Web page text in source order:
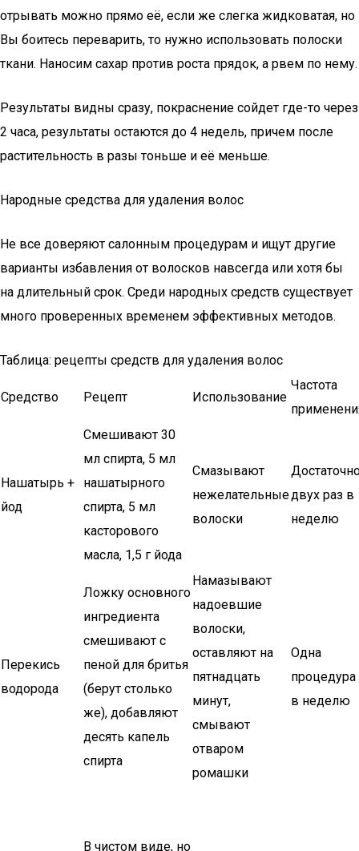
отрывать можно прямо её, если же слегка жидковатая, но
Вы боитесь переварить, то нужно использовать полоски
ткани. Наносим сахар против роста прядок, а рвем по нему.
Результаты видны сразу, покраснение сойдет где-то через
2 часа, результаты остаются до 4 недель, причем после
растительность в разы тоньше и её меньше.
Народные средства для удаления волос
Не все доверяют салонным процедурам и ищут другие
варианты избавления от волосков навсегда или хотя бы
на длительный срок. Среди народных средств существует
много проверенных временем эффективных методов.
Таблица: рецепты средств для удаления волос
Средство Рецепт Использование
Частота
Нашатырь +
йод
Смешивают 30
мл спирта, 5 мл
нашатырного
спирта, 5 мл
касторового
масла, 1,5 г йода
Смазывают
нежелательные
волоски
двух раз в
неделю
Перекись
водорода
Ложку основного
ингредиента
смешивают с
пеной для бритья
(берут столько
же), добавляют
десять капель
спирта
Намазывают
надоевшие
волоски,
оставляют на
пятнадцать
минут,
смывают
отваром
ромашки
Одна
процедура
в неделю
В чистом виде, но